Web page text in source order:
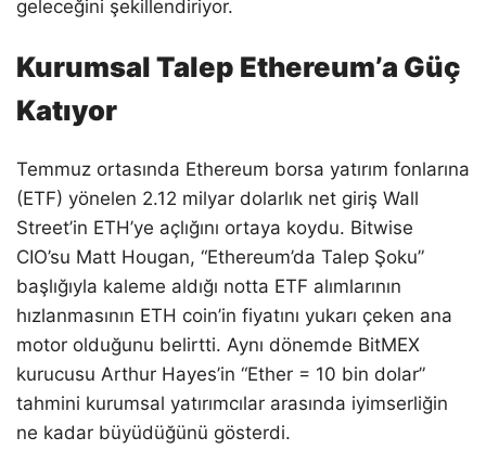
geleceğini şekillendiriyor.
Kurumsal Talep Ethereum’a Güç
Katıyor
Temmuz ortasında Ethereum borsa yatırım fonlarına
(ETF) yönelen 2.12 milyar dolarlık net giriş Wall
Street’in ETH’ye açlığını ortaya koydu. Bitwise
CIO’su Matt Hougan, “Ethereum’da Talep Şoku”
başlığıyla kaleme aldığı notta ETF alımlarının
hızlanmasının ETH coin’in fiyatını yukarı çeken ana
motor olduğunu belirtti. Aynı dönemde BitMEX
kurucusu Arthur Hayes’in “Ether = 10 bin dolar”
tahmini kurumsal yatırımcılar arasında iyimserliğin
ne kadar büyüdüğünü gösterdi.